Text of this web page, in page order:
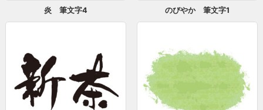
炎 筆文字4 のびやか 筆文字1